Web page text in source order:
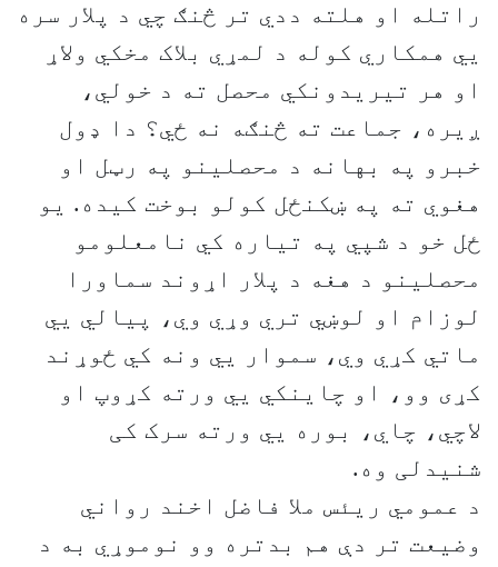
راتله او هلته ددي تر څنګ چي د پلار سره
يي همکاري کوله د لمړي بلاک مخکي ولاړ
او هر تیریدونکي محصل ته د خولي،
ږیره، جماعت ته څنګه نه ځي؟ دا ډول
خبرو په بهانه د محصلینو په رټل او
هغوي ته په ښکنځل کولو بوخت کیده. یو
ځل خو د شپي په تیاره کي نامعلومو
محصلینو د هغه د پلار اړوند سماورا
لوزام او لوښي تري وړي وي، پیالي يي
ماتي کړي وي، سموار يي ونه کي ځوړند
کړی وو، او چاینکي يي ورته کړوپ او
لاچي، چاي، بوره يي ورته سرک کی
شنیدلی وه.
د عمومي ریئس ملا فاضل اخند رواني
وضیعت تر دې هم بدتره وو نوموړي به د